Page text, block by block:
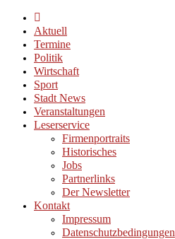
Aktuell
Termine
Politik
Wirtschaft
Sport
Stadt News
Veranstaltungen
Leserservice
Firmenportraits
Historisches
Jobs
Partnerlinks
Der Newsletter
Kontakt
Impressum
Datenschutzbedingungen